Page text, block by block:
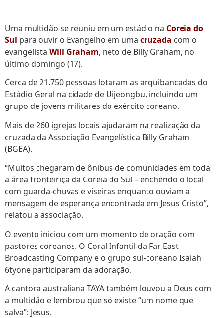
Uma multidão se reuniu em um estádio na Coreia do
Sul para ouvir o Evangelho em uma cruzada com o
evangelista Will Graham, neto de Billy Graham, no
último domingo (17).
Cerca de 21.750 pessoas lotaram as arquibancadas do
Estádio Geral na cidade de Uijeongbu, incluindo um
grupo de jovens militares do exército coreano.
Mais de 260 igrejas locais ajudaram na realização da
cruzada da Associação Evangelística Billy Graham
(BGEA).
“Muitos chegaram de ônibus de comunidades em toda
a área fronteiriça da Coreia do Sul – enchendo o local
com guarda-chuvas e viseiras enquanto ouviam a
mensagem de esperança encontrada em Jesus Cristo”,
relatou a associação.
O evento iniciou com um momento de oração com
pastores coreanos. O Coral Infantil da Far East
Broadcasting Company e o grupo sul-coreano Isaiah
6tyone participaram da adoração.
A cantora australiana TAYA também louvou a Deus com
a multidão e lembrou que só existe “um nome que
salva”: Jesus.